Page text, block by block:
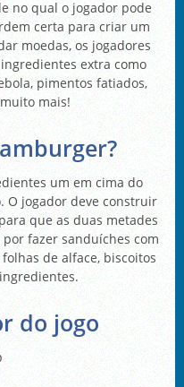
no qual o jogador pode
certa para criar um
moedas, os jogadores
extra como
pimentos fatiados,
mais!
um em cima do
O jogador deve construir
que as duas metades
fazer sanduíches com
de alface, biscoitos
do jogo